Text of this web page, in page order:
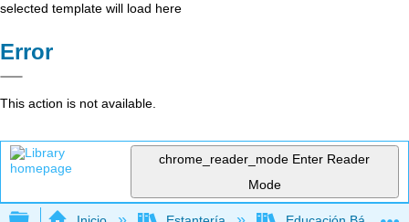
selected template will load here
Error
This action is not available.
chrome_reader_mode Enter Reader
Mode